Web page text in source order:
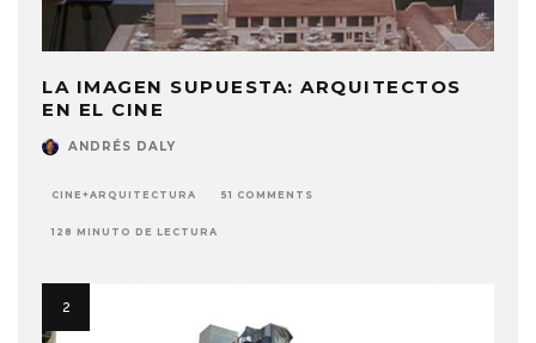
LA IMAGEN SUPUESTA: ARQUITECTOS
EN EL CINE
ANDRÉS DALY
CINE+ARQUITECTURA 51 COMMENTS
128 MINUTO DE LECTURA